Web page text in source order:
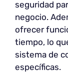
seguridad
negocio.
ofrecer
tiempo, lo
sistema de
específicas.